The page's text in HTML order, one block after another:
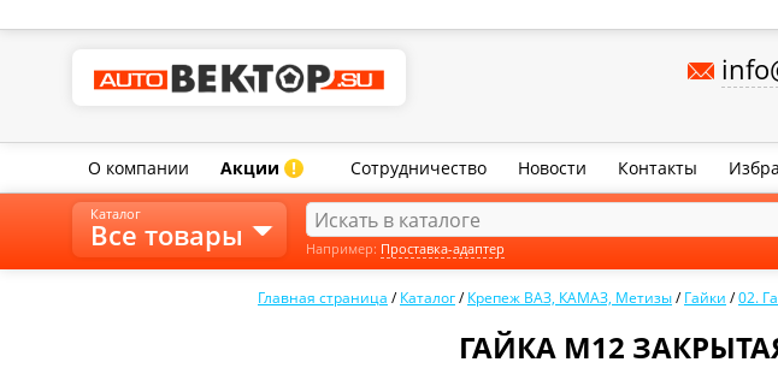
О компании Акции ! Сотрудничество Новости Контакты
Главная страница /Каталог/Крепеж ВАЗ, КАМАЗ, Метизы/Гайки /02.
ГАЙКА М12
Каталог
Все товары Например: Проставка-адаптер